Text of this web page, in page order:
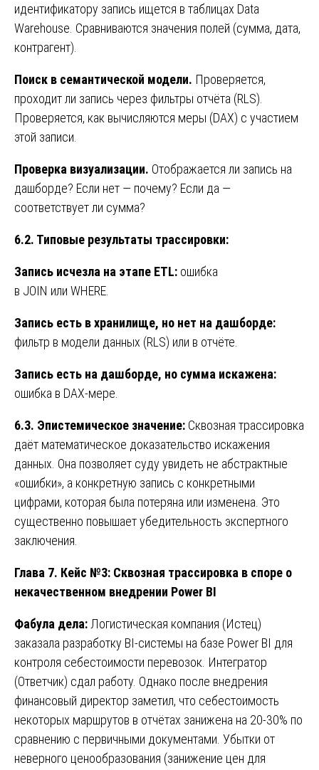
идентификатору запись ищется в таблицах Data
Warehouse. Сравниваются значения полей (сумма, дата,
контрагент).
Поиск в семантической модели. Проверяется,
проходит ли запись через фильтры отчёта (RLS).
Проверяется, как вычисляются меры (DAX) с участием
этой записи.
Проверка визуализации. Отображается ли запись на
дашборде? Если нет — почему? Если да —
соответствует ли сумма?
6.2. Типовые результаты трассировки:
Запись исчезла на этапе ETL: ошибка
в JOIN или WHERE.
Запись есть в хранилище, но нет на дашборде:
фильтр в модели данных (RLS) или в отчёте.
Запись есть на дашборде, но сумма искажена:
ошибка в DAX-мере.
6.3. Эпистемическое значение: Сквозная трассировка
даёт математическое доказательство искажения
данных. Она позволяет суду увидеть не абстрактные
«ошибки», а конкретную запись с конкретными
цифрами, которая была потеряна или изменена. Это
существенно повышает убедительность экспертного
заключения.
Глава 7. Кейс №3: Сквозная трассировка в споре о
некачественном внедрении Power BI
Фабула дела: Логистическая компания (Истец)
заказала разработку BI-системы на базе Power BI для
контроля себестоимости перевозок. Интегратор
(Ответчик) сдал работу. Однако после внедрения
финансовый директор заметил, что себестоимость
некоторых маршрутов в отчётах занижена на 20-30% по
сравнению с первичными документами. Убытки от
неверного ценообразования (занижение цен для